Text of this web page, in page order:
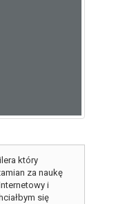
który
za naukę
i
się